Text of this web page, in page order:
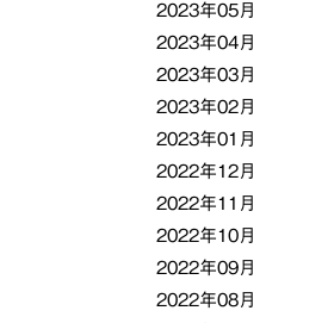
2023年05月
2023年04月
2023年03月
2023年02月
2023年01月
2022年12月
2022年11月
2022年10月
2022年09月
2022年08月